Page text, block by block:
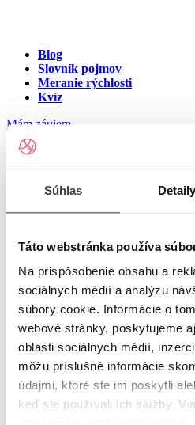
Súhlas Detaily
Táto webstránka používa
Na prispôsobenie obsahu a
sociálnych médií a analýzu
súbory cookie. Informácie o
webové stránky, poskytujeme
oblasti sociálnych médií,
môžu príslušné informácie
údajmi, ktoré ste im poskytli
keď ste používali ich služby.
Blog
Slovník pojmov
Meranie rýchlosti
Kvíz
Mám záujem
Internet v meste
Zadajte ulicu a číslo pre
Zadajte ulicu a číslopre zobrazenie
Babindol
Zoznam ulíc v meste
Ulica
Bohužiaľ, nedisponujeme
meste
© Copyright 2026
Nastavenia cookies